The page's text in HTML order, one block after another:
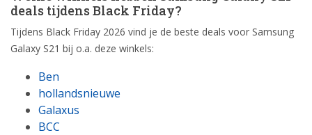
deals tijdens Black Friday?
Tijdens Black Friday 2026 vind je de beste deals voor Samsung
Galaxy S21 bij o.a. deze winkels:
Ben
hollandsnieuwe
Galaxus
BCC